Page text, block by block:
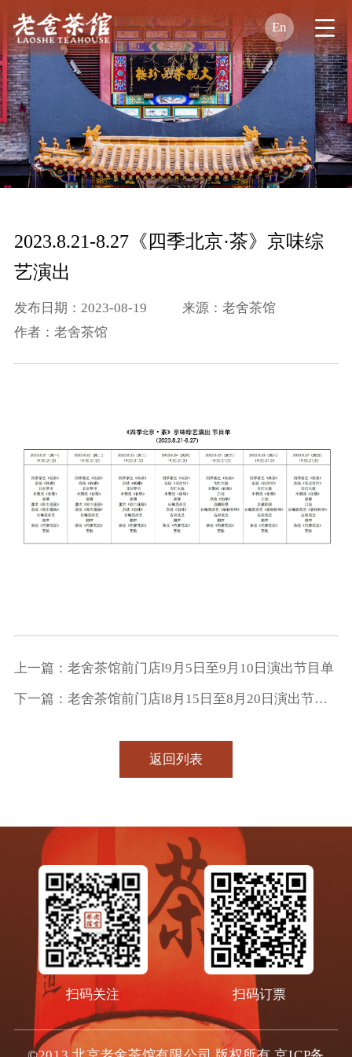
En
2023.8.21-8.27《四季北京·茶》京味综
艺演出
发布日期：2023-08-19
来源：老舍茶馆
作者：老舍茶馆
上一篇：老舍茶馆前门店‖9月5日至9月10日演出节目单
下一篇：老舍茶馆前门店‖8月15日至8月20日演出节目单
返回列表
扫码关注 扫码订票